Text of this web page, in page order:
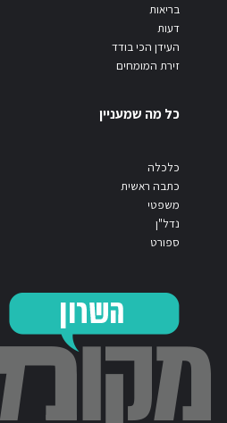
בריאות
דעות
העידן הכי בודד
זירת המומחים
כל מה שמעניין
כלכלה
כתבה ראשית
משפטי
נדל"ן
ספורט